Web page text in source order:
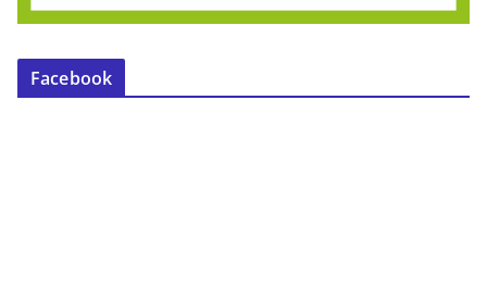
Facebook